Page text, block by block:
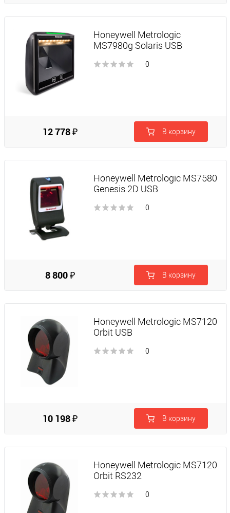
Honeywell Metrologic
MS7980g Solaris USB
0
12 778 ₽ В корзину
Honeywell Metrologic MS7580
Genesis 2D USB
0
8 800 ₽ В корзину
Honeywell Metrologic MS7120
Orbit USB
0
10 198 ₽ В корзину
Honeywell Metrologic MS7120
Orbit RS232
0